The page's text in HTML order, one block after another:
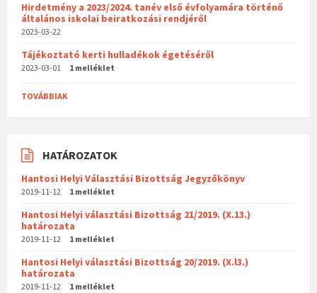
Hirdetmény a 2023/2024. tanév első évfolyamára történő
általános iskolai beiratkozási rendjéről
2023-03-22
Tájékoztató kerti hulladékok égetéséről
2023-03-01 1 melléklet
TOVÁBBIAK
HATÁROZATOK
Hantosi Helyi Választási Bizottság Jegyzőkönyv
2019-11-12 1 melléklet
Hantosi Helyi választási Bizottság 21/2019. (X.13.)
határozata
2019-11-12 1 melléklet
Hantosi Helyi választási Bizottság 20/2019. (X.l3.)
határozata
2019-11-12 1 melléklet